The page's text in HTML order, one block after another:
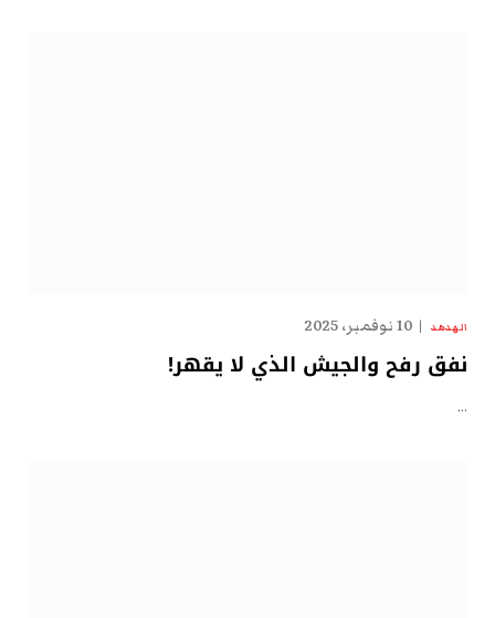
الهدهد 10 نوفمبر، 2025
نفق رفح والجيش الذي لا يقهر!
…